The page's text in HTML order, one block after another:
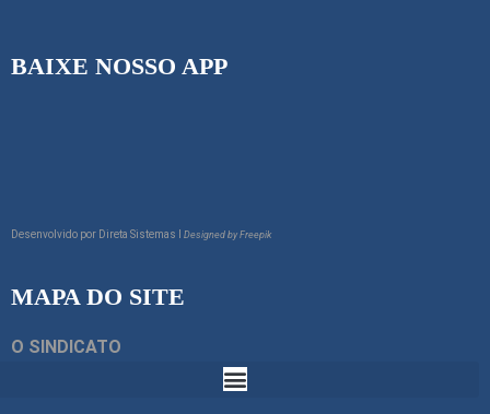
BAIXE NOSSO APP
Desenvolvido por Direta Sistemas I Designed by Freepik
MAPA DO SITE
O SINDICATO